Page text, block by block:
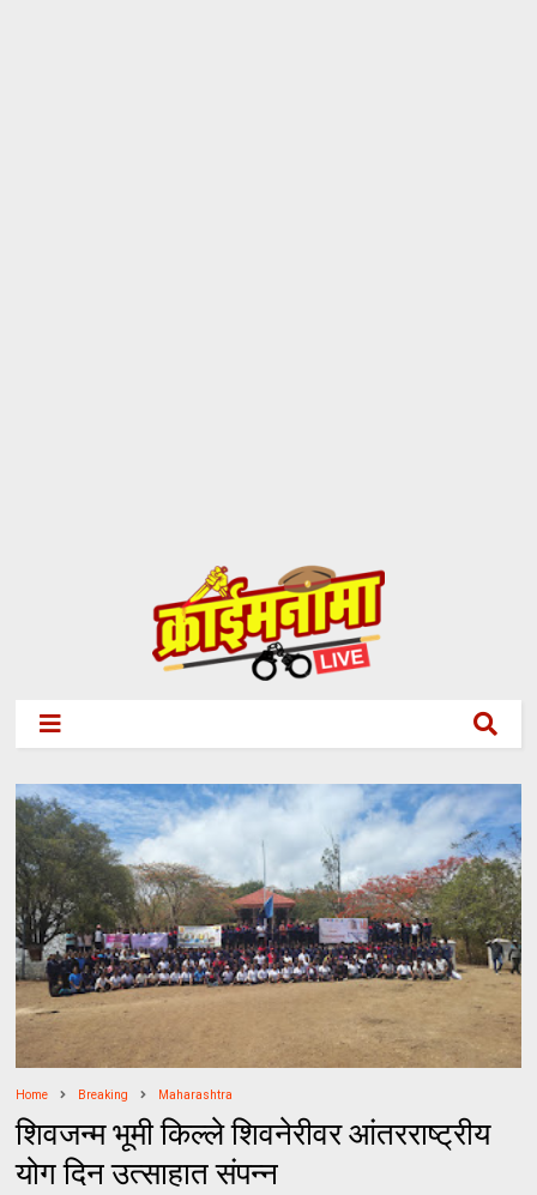
Home Breaking Maharashtra
शिवजन्म भूमी किल्ले शिवनेरीवर आंतरराष्ट्रीय
योग दिन उत्साहात संपन्न